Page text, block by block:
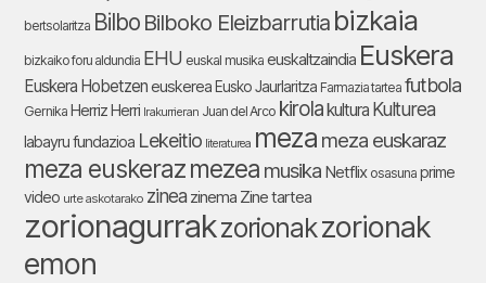
bertsolaritza Bilbo Bilboko Eleizbarrutia bizkaia
bizkaiko foru aldundia EHU euskal musika euskaltzaindia Euskera
Euskera Hobetzeneuskerea Eusko Jaurlaritza Farmazia tartea futbola
Gernika Herriz Herri Irakurrieran Juan del Arco kirolakultura Kulturea
labayru fundazioa Lekeitio literaturea meza meza euskaraz
meza euskerazmezea musika Netflix osasuna prime
video urte askotarako zinea zinema Zine tartea
zorionagurrakzorionakzorionak
emon